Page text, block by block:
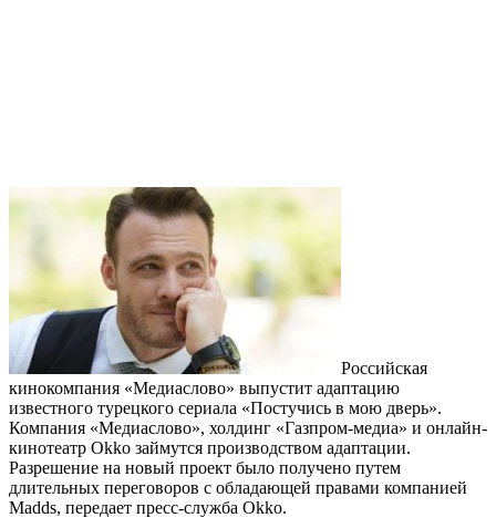
Российская
кинокомпания «Медиаслово» выпустит адаптацию
известного турецкого сериала «Постучись в мою дверь».
Компания «Медиаслово», холдинг «Газпром-медиа» и онлайн-
кинотеатр Okko займутся производством адаптации.
Разрешение на новый проект было получено путем
длительных переговоров с обладающей правами компанией
Madds, передает пресс-служба Okko.